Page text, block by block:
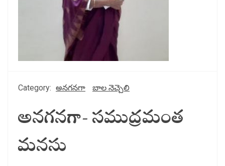
Category: అనగనగా బాల నెచ్చెలి
అనగనగా- సముద్రమంత
మనసు